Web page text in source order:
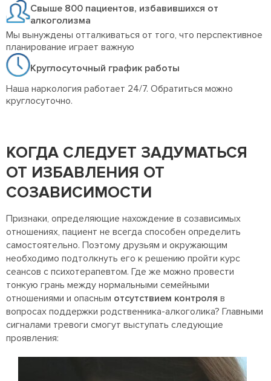
Свыше 800 пациентов, избавившихся от
алкоголизма
Мы вынуждены отталкиваться от того, что перспективное
планирование играет важную
Круглосуточный график работы
Наша наркология работает 24/7. Обратиться можно
круглосуточно.
КОГДА СЛЕДУЕТ ЗАДУМАТЬСЯ
ОТ ИЗБАВЛЕНИЯ ОТ
СОЗАВИСИМОСТИ
Признаки, определяющие нахождение в созависимых
отношениях, пациент не всегда способен определить
самостоятельно. Поэтому друзьям и окружающим
необходимо подтолкнуть его к решению пройти курс
сеансов с психотерапевтом. Где же можно провести
тонкую грань между нормальными семейными
отношениями и опасным отсутствием контроля в
вопросах поддержки родственника-алкоголика? Главными
сигналами тревоги смогут выступать следующие
проявления: